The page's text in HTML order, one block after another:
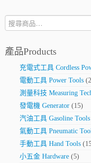
搜
尋:
產品Products
充電式工具 Cordless
電動工具 Power Tools
測量科技 Measuring
發電機 Generator (15)
汽油工具 Gasoline Tools
氣動工具 Pneumatic
手動工具 Hand Tools
小五金 Hardware (5)